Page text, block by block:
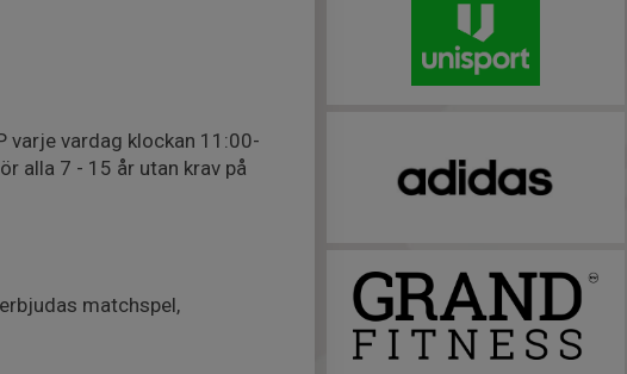
varje vardag klockan 11:00-
alla 7 - 15 år utan krav på
matchspel,